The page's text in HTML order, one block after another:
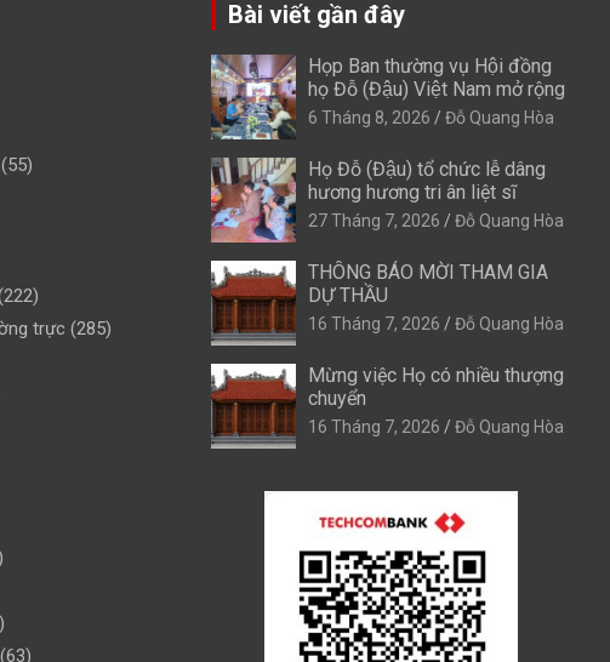
(55)
trực (285)
(63)
Bài viết gần đây
Họp Ban thường vụ Hội đồng
họ Đỗ (Đậu) Việt Nam mở rộng
6 Tháng 8, 2026 Đỗ Quang Hòa
Họ Đỗ (Đậu) tổ chức lễ dâng
hương hương tri ân liệt sĩ
27 Tháng 7, 2026 Đỗ Quang Hòa
THÔNG BÁO MỜI THAM GIA
DỰ THẦU
16 Tháng 7, 2026 Đỗ Quang Hòa
Mừng việc Họ có nhiều thượng
chuyển
16 Tháng 7, 2026 Đỗ Quang Hòa